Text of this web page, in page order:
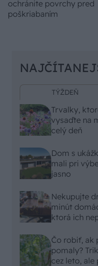
ochránite povrchy pred
poškriabaním
TÝŽDEŇ
Trvalky,
vysaďte na
celý deň
Dom s
mali pri
jasno
Nekupujte
minút
ktorá ich
Čo robiť, ak
pomaly?
cez leto, ale